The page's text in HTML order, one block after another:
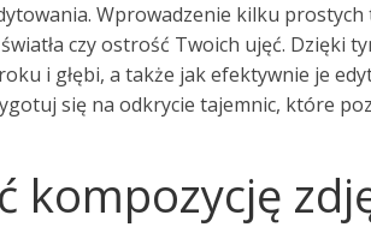
Wprowadzenie kilku
czy ostrość Twoich ujęć. Dzięki
i głębi, a także jak efektywnie je
się na odkrycie tajemnic, które
kompozycję